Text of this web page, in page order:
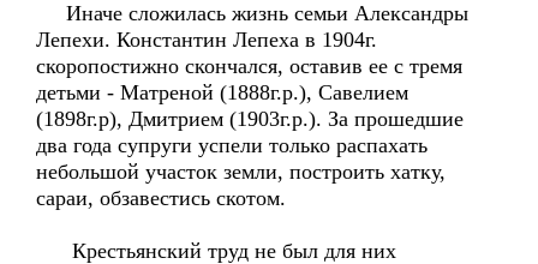
Иначе сложилась жизнь семьи Александры
Лепехи. Константин Лепеха в 1904г.
скоропостижно скончался, оставив ее с тремя
детьми - Матреной (1888г.р.), Савелием
(1898г.р), Дмитрием (1903г.р.). За прошедшие
два года супруги успели только распахать
небольшой участок земли, построить хатку,
сараи, обзавестись скотом.
Крестьянский труд не был для них